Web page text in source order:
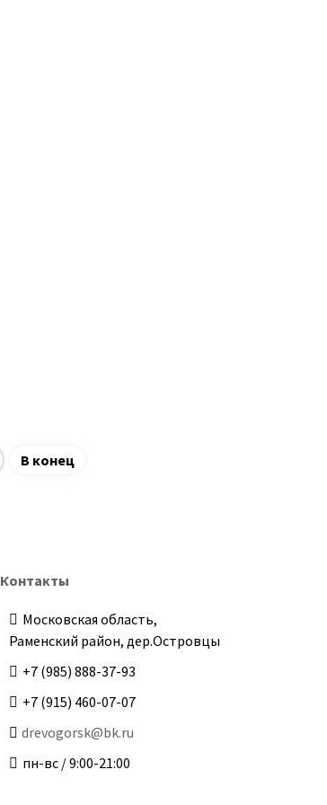
В конец
Контакты
Московская область,
Раменский район, дер.Островцы
+7 (985) 888-37-93
+7 (915) 460-07-07
drevogorsk@bk.ru
пн-вс / 9:00-21:00